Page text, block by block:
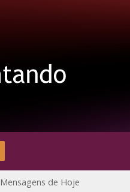
Mensagens de Hoje